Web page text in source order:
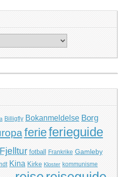
Billigfly Bokanmeldelse Borg
ferieferieguide
Fjelltur fotball Frankrike Gamleby
Kina Kirke Kloster kommunisme